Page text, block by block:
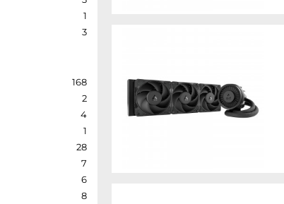
1
3
168
2
4
1
28
7
6
8